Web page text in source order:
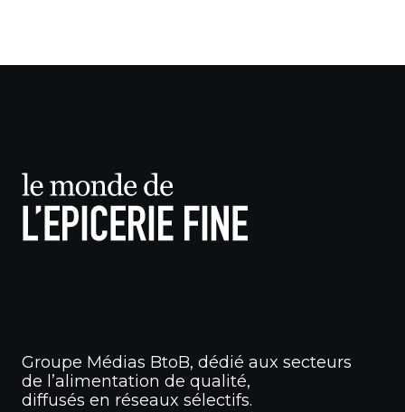
Groupe Médias BtoB, dédié aux secteurs
de l’alimentation de qualité,
diffusés en réseaux sélectifs.